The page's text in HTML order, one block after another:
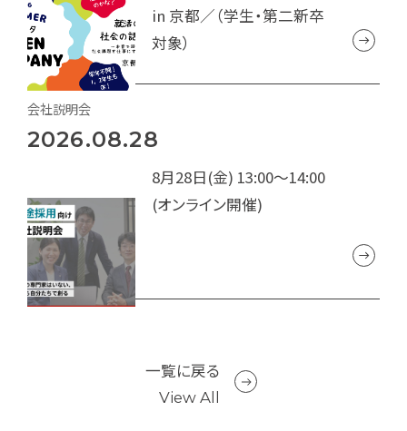
in 京都／（学生・第二新卒
対象）
2026.08.28
8月28日(金) 13:00～14:00
(オンライン開催)
会社説明会
一覧に戻る
View All